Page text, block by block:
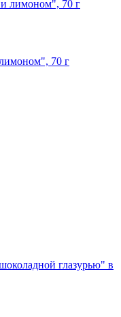
70 г
глазурью" в